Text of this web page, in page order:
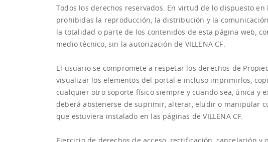
Todos los derechos reservados. En virtud de lo dispuesto
prohibidas la reproducción, la distribución y la
la totalidad o parte de los contenidos de esta página web,
medio técnico, sin la autorización de VILLENA CF.
El usuario se compromete a respetar los derechos de
visualizar los elementos del portal e incluso imprimirlos,
cualquier otro soporte físico siempre y cuando sea, única y
deberá abstenerse de suprimir, alterar, eludir o manipular
que estuviera instalado en las páginas de VILLENA CF.